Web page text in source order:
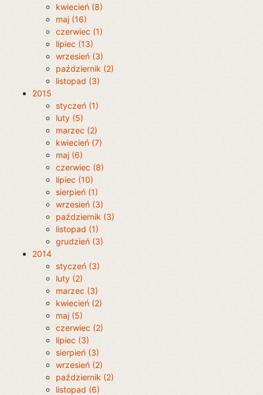
kwiecień (8)
maj (16)
czerwiec (1)
lipiec (13)
wrzesień (3)
październik (2)
listopad (3)
2015
styczeń (1)
luty (5)
marzec (2)
kwiecień (7)
maj (6)
czerwiec (8)
lipiec (10)
sierpień (1)
wrzesień (3)
październik (3)
listopad (1)
grudzień (3)
2014
styczeń (3)
luty (2)
marzec (3)
kwiecień (2)
maj (5)
czerwiec (2)
lipiec (3)
sierpień (3)
wrzesień (2)
październik (2)
listopad (6)